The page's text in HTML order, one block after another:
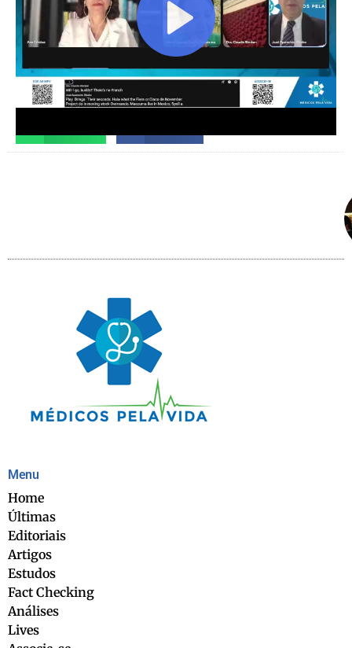
Facebook
Menu
Home
Últimas
Editoriais
Artigos
Estudos
Fact Checking
Análises
Lives